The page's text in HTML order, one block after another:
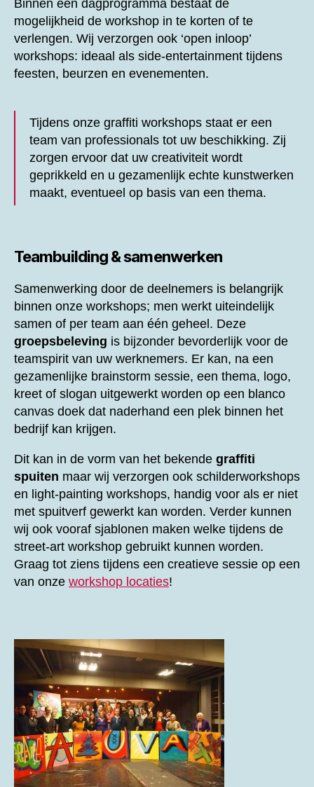
Binnen een dagprogramma bestaat de
mogelijkheid de workshop in te korten of te
verlengen. Wij verzorgen ook ‘open inloop’
workshops: ideaal als side-entertainment tijdens
feesten, beurzen en evenementen.
Tijdens onze graffiti workshops staat er een
team van professionals tot uw beschikking. Zij
zorgen ervoor dat uw creativiteit wordt
geprikkeld en u gezamenlijk echte kunstwerken
maakt, eventueel op basis van een thema.
Teambuilding & samenwerken
Samenwerking door de deelnemers is belangrijk
binnen onze workshops; men werkt uiteindelijk
samen of per team aan één geheel. Deze
groepsbeleving is bijzonder bevorderlijk voor de
teamspirit van uw werknemers. Er kan, na een
gezamenlijke brainstorm sessie, een thema, logo,
kreet of slogan uitgewerkt worden op een blanco
canvas doek dat naderhand een plek binnen het
bedrijf kan krijgen.
Dit kan in de vorm van het bekende graffiti
spuiten maar wij verzorgen ook schilderworkshops
en light-painting workshops, handig voor als er niet
met spuitverf gewerkt kan worden. Verder kunnen
wij ook vooraf sjablonen maken welke tijdens de
street-art workshop gebruikt kunnen worden.
Graag tot ziens tijdens een creatieve sessie op een
van onze workshop locaties!